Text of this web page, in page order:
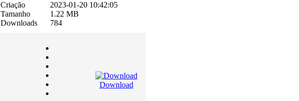
Criação
Tamanho
Downloads
2023-01-20 10:42:05
1.22 MB
784
Download